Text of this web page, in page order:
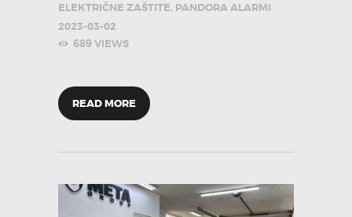
ELEKTRIČNE ZAŠTITE, PANDORA ALARMI
2023-03-02
689VIEWS
READ MORE